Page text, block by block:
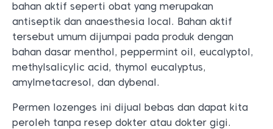
bahan aktif seperti obat yang merupakan
antiseptik dan anaesthesia local. Bahan aktif
tersebut umum dijumpai pada produk dengan
bahan dasar menthol, peppermint oil, eucalyptol,
methylsalicylic acid, thymol eucalyptus,
amylmetacresol, dan dybenal.
Permen lozenges ini dijual bebas dan dapat kita
peroleh tanpa resep dokter atau dokter gigi.